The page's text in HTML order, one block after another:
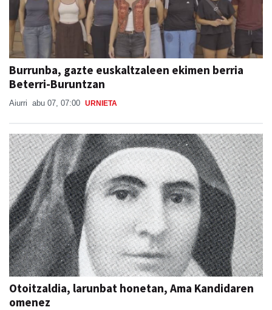
Burrunba, gazte euskaltzaleen ekimen berria
Beterri-Buruntzan
Aiurri abu 07, 07:00 URNIETA
Otoitzaldia, larunbat honetan, Ama Kandidaren
omenez